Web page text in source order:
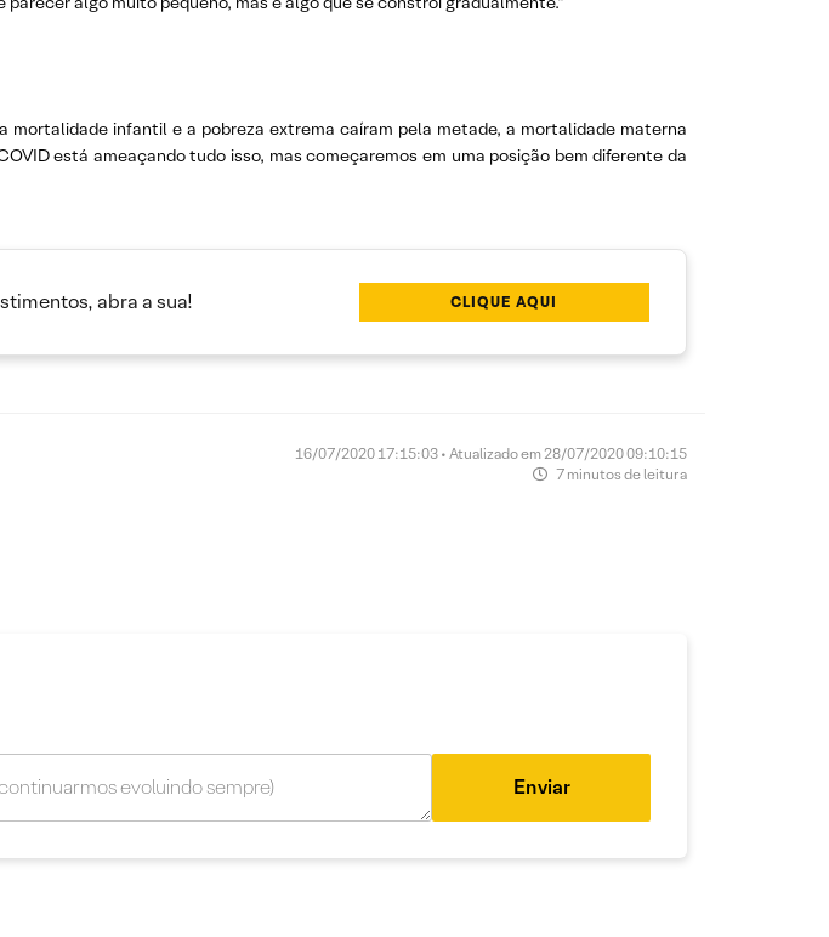
mortalidade infantil e a pobreza extrema caíram pela metade, a mortalidade materna
está ameaçando tudo isso, mas começaremos em uma posição bem diferente da
abra a sua! CLIQUE AQUI
16/07/2020 17:15:03 • Atualizado em 28/07/2020 09:10:15
7 minutos de leitura
Enviar